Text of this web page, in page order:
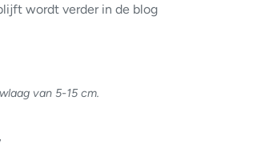
wordt verder in de blog
van 5-15 cm.